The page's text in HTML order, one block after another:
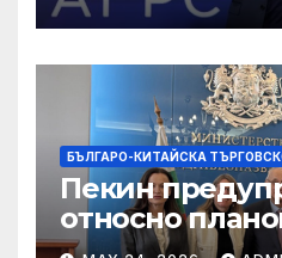
БЪЛГАРО-КИТАЙСКА
Пекин
относно
насочване към